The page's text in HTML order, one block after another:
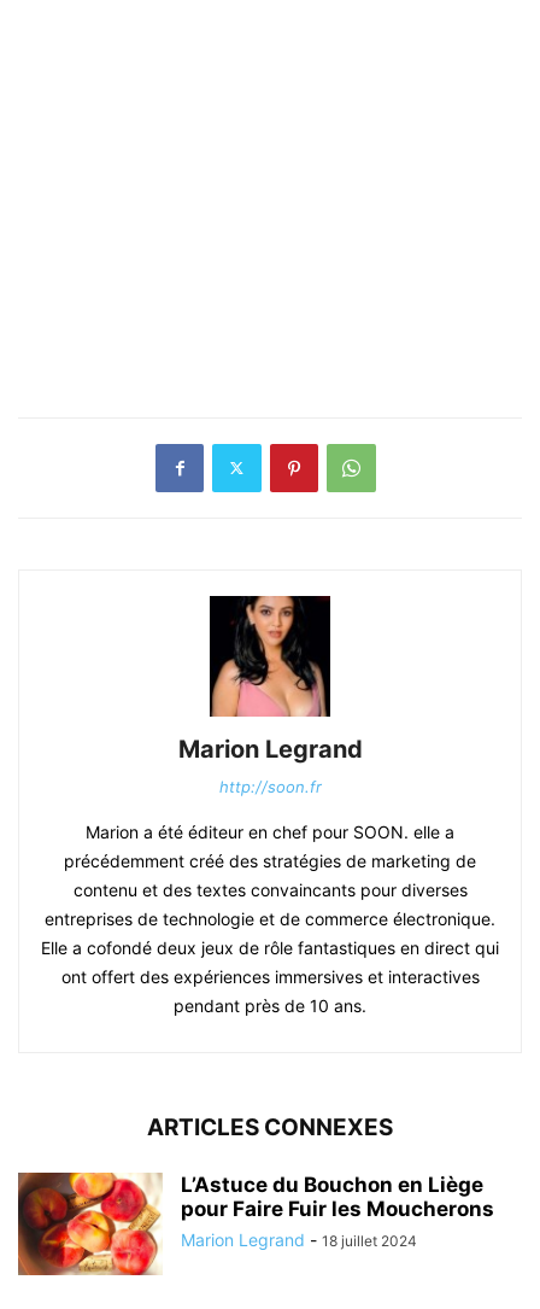
Marion Legrand
http://soon.fr
Marion a été éditeur en chef pour SOON. elle a
précédemment créé des stratégies de marketing de
contenu et des textes convaincants pour diverses
entreprises de technologie et de commerce électronique.
Elle a cofondé deux jeux de rôle fantastiques en direct qui
ont offert des expériences immersives et interactives
pendant près de 10 ans.
ARTICLES CONNEXES
L’Astuce du Bouchon en Liège
pour Faire Fuir les Moucherons
Marion Legrand - 18 juillet 2024